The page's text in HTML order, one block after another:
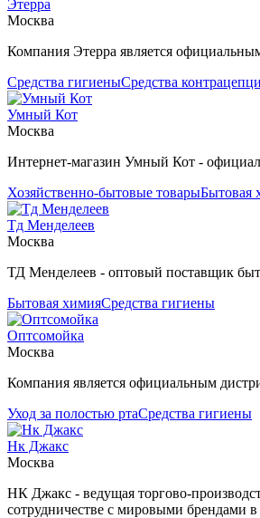
Этерра
Москва
Компания Этерра является
Средства гигиеныСредства
Умный Кот
Москва
Интернет-магазин Умный Кот -
Хозяйственно-бытовые товарыБытовая
Тд Менделеев
Москва
ТД Менделеев - оптовый поставщик
Бытовая химияСредства гигиены
Оптсомойка
Москва
Компания является официальным
Уход за полостью ртаСредства гигиены
Нк Джакс
Москва
НК Джакс - ведущая торгово-
сотрудничестве с мировыми брендами